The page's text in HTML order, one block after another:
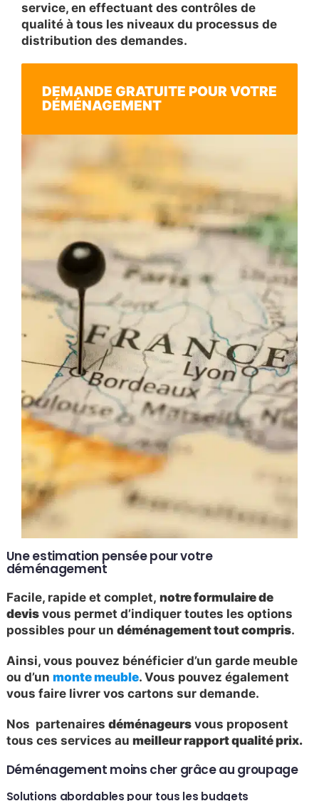
service, en effectuant des contrôles de
qualité à tous les niveaux du processus de
distribution des demandes.
DEMANDE GRATUITE POUR VOTRE
DÉMÉNAGEMENT
Une estimation pensée pour votre
déménagement
Facile, rapide et complet, notre formulaire de
devisvous permet d’indiquer toutes les options
possibles pour un déménagement tout compris.
Ainsi, vous pouvez bénéficier d’un garde meuble
ou d’un monte meuble. Vous pouvez également
vous faire livrer vos cartons sur demande.
Nos partenaires déménageursvous proposent
tous ces services au meilleur rapport qualité prix.
Déménagement moins cher grâce au groupage
Solutions abordables pour tous les budgets